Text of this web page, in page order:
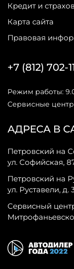
Кредит и
Карта сайта
Правовая
АДРЕСА В
Петровский на
ул. Софийская,
Петровский на
ул. Руставели, д.
Сервисный
+7 (812) 702-
Режим работы:
Сервисные